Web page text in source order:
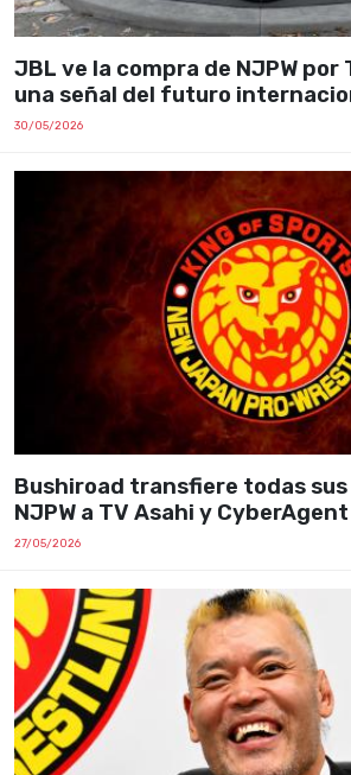
JBL ve la compra de NJPW por
una señal del futuro
30/05/2026
Bushiroad transfiere todas
NJPW a TV Asahi y CyberAgent
27/05/2026